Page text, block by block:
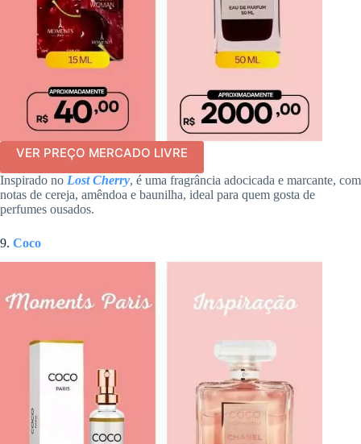
VER PREÇO MERCADO LIVRE
Inspirado no Lost Cherry, é uma fragrância adocicada e marcante, com
notas de cereja, amêndoa e baunilha, ideal para quem gosta de
perfumes ousados.
9. Coco